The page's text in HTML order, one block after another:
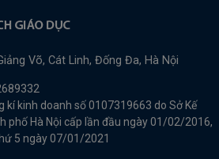
Võ, Cát Linh, Đống Đa, Hà Nội
kí kinh doanh số 0107319663 do Sở Kế
phố Hà Nội cấp lần đầu ngày 01/02/2016,
5 ngày 07/01/2021